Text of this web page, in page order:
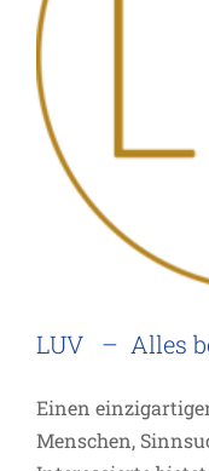
LUV – Alles
Einen
Menschen,